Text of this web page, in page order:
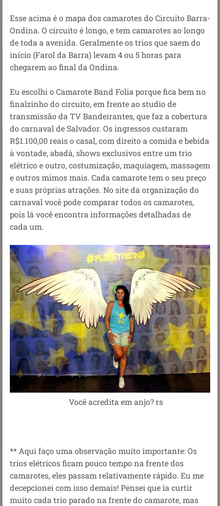
Esse acima é o mapa dos camarotes do Circuito Barra-
Ondina. O circuito é longo, e tem camarotes ao longo
de toda a avenida. Geralmente os trios que saem do
início (Farol da Barra) levam 4 ou 5 horas para
chegarem ao final da Ondina.
Eu escolhi o Camarote Band Folia porque fica bem no
finalzinho do circuito, em frente ao studio de
transmissão da TV Bandeirantes, que faz a cobertura
do carnaval de Salvador. Os ingressos custaram
R$1.100,00 reais o casal, com direito a comida e bebida
à vontade, abadá, shows exclusivos entre um trio
elétrico e outro, costumização, maquiagem, massagem
e outros mimos mais. Cada camarote tem o seu preço
e suas próprias atrações. No site da organização do
carnaval você pode comparar todos os camarotes,
pois lá você encontra informações detalhadas de
cada um.
Você acredita em anjo? rs
** Aqui faço uma observação muito importante: Os
trios elétricos ficam pouco tempo na frente dos
camarotes, eles passam relativamente rápido. Eu me
decepcionei com isso demais! Pensei que ia curtir
muito cada trio parado na frente do camarote, mas